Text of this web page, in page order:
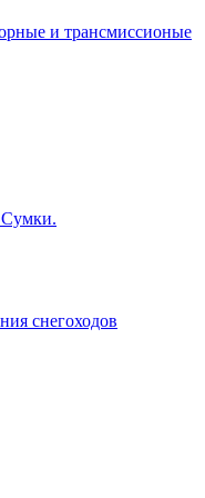
и трансмиссионые
снегоходов